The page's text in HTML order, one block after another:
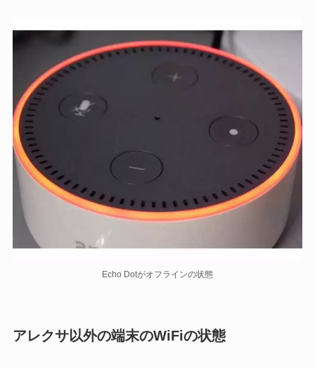
Echo Dotがオフラインの状態
アレクサ以外の端末のWiFiの状態